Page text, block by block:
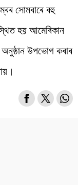
সোমবাৰে বহু
হয় আমেৰিকান
উপভোগ কৰাৰ